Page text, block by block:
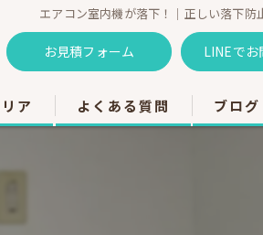
エアコン室内機が落下！｜正しい落下
お見積フォーム LINEでお
ア
エアコン工事
よくある質問 ブログ